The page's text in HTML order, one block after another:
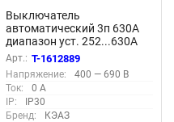
Выключатель
автоматический 3п 630А
диапазон уст. 252...630А
40кА OptiMat D630N-MR1.1-
У3 КЭАЗ 321650
Арт.: T-1612889
Напряжение:
400 — 690 В
Ток:
0 А
IP:
IP30
Бренд:
КЭАЗ